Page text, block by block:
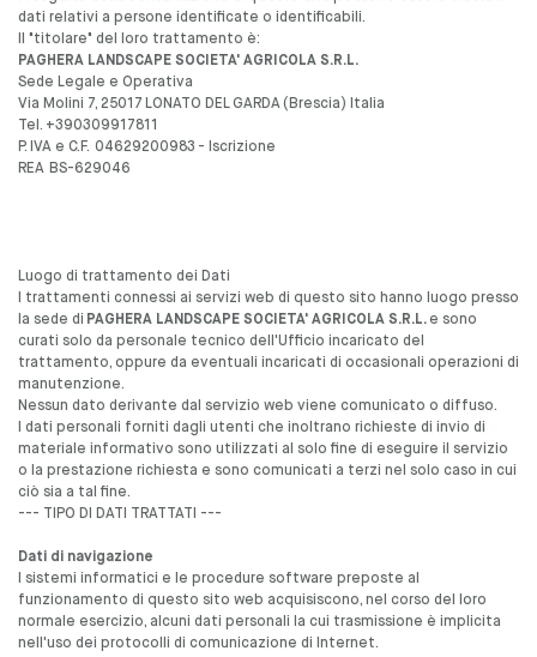
dati relativi a persone identificate o identificabili.
Il "titolare" del loro trattamento è:
PAGHERA LANDSCAPE SOCIETA' AGRICOLA S.R.L.
Sede Legale e Operativa
Via Molini 7, 25017 LONATO DEL GARDA (Brescia) Italia
Tel. +390309917811
P. IVA e C.F. 04629200983 - Iscrizione
REA BS-629046
Luogo di trattamento dei Dati
I trattamenti connessi ai servizi web di questo sito hanno luogo presso
la sede di PAGHERA LANDSCAPE SOCIETA' AGRICOLA S.R.L. e sono
curati solo da personale tecnico dell'Ufficio incaricato del
trattamento, oppure da eventuali incaricati di occasionali operazioni di
manutenzione.
Nessun dato derivante dal servizio web viene comunicato o diffuso.
I dati personali forniti dagli utenti che inoltrano richieste di invio di
materiale informativo sono utilizzati al solo fine di eseguire il servizio
o la prestazione richiesta e sono comunicati a terzi nel solo caso in cui
ciò sia a tal fine.
--- TIPO DI DATI TRATTATI ---
Dati di navigazione
I sistemi informatici e le procedure software preposte al
funzionamento di questo sito web acquisiscono, nel corso del loro
normale esercizio, alcuni dati personali la cui trasmissione è implicita
nell'uso dei protocolli di comunicazione di Internet.